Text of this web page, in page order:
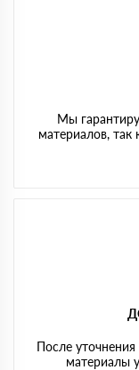
Мы
материалов,
После
материалы